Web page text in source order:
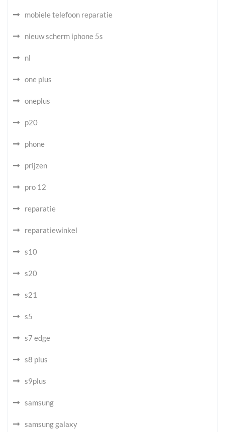
mobiele telefoon reparatie
nieuw scherm iphone 5s
nl
one plus
oneplus
p20
phone
prijzen
pro 12
reparatie
reparatiewinkel
s10
s20
s21
s5
s7 edge
s8 plus
s9plus
samsung
samsung galaxy